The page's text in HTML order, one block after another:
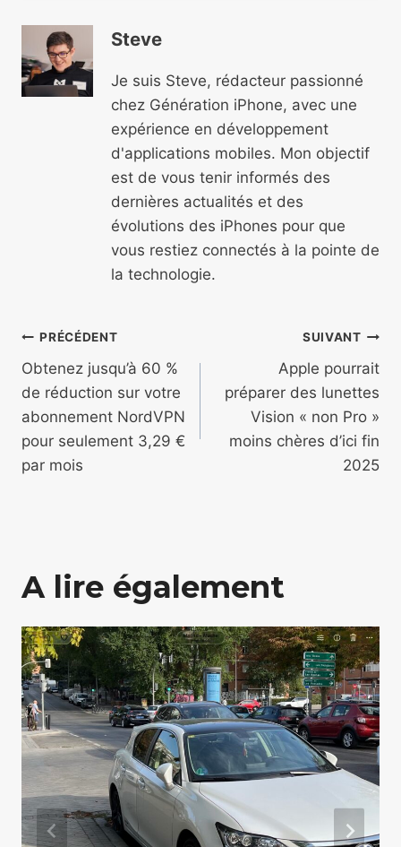
Steve
Je suis Steve, rédacteur passionné
chez Génération iPhone, avec une
expérience en développement
d'applications mobiles. Mon objectif
est de vous tenir informés des
dernières actualités et des
évolutions des iPhones pour que
vous restiez connectés à la pointe de
la technologie.
Navigation
de
l’article
PRÉCÉDENT
Obtenez jusqu’à 60 %
de réduction sur votre
abonnement NordVPN
pour seulement 3,29 €
par mois
SUIVANT
Apple pourrait
préparer des lunettes
Vision « non Pro »
moins chères d’ici fin
2025
A lire également